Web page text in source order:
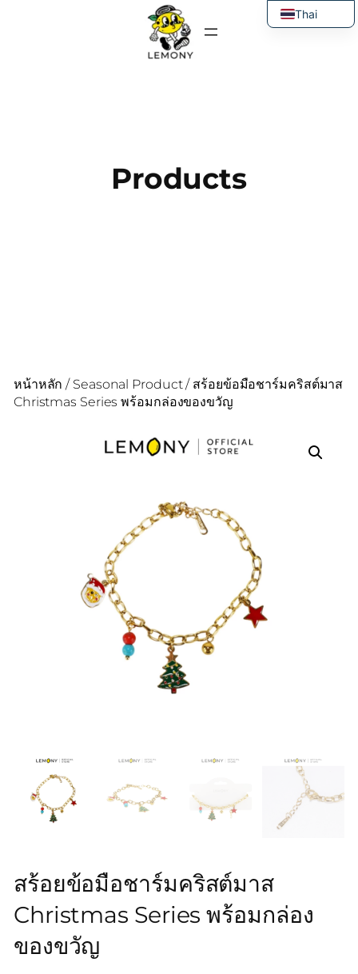
Products
หน้าหลัก / Seasonal Product/ สร้อยข้อมือชาร์มคริสต์มาส
Christmas Series พร้อมกล่องของขวัญ
สร้อยข้อมือชาร์มคริสต์มาส
Christmas Series พร้อมกล่อง
ของขวัญ
Thai